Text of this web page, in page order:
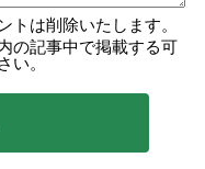
トは削除いたします。
の記事中で掲載する可
い。